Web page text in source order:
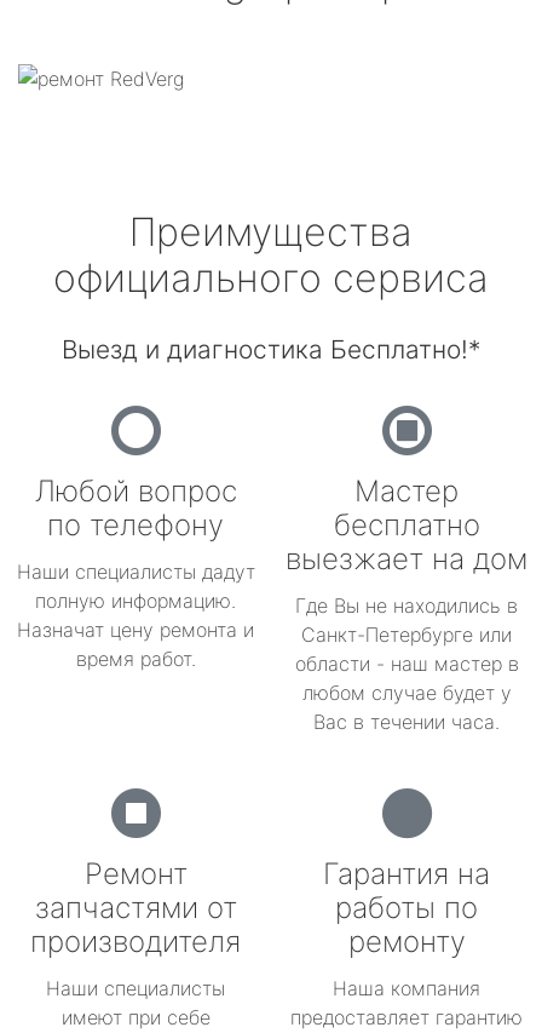
Преимущества
официального сервиса
Выезд и диагностика Бесплатно!*
Любой вопрос
по телефону
Наши специалисты дадут
полную информацию.
Назначат цену ремонта и
время работ.
Мастер
бесплатно
выезжает на дом
Где Вы не находились в
Санкт-Петербурге или
области - наш мастер в
любом случае будет у
Вас в течении часа.
Ремонт
запчастями от
производителя
Наши специалисты
имеют при себе
Гарантия на
работы по
ремонту
Наша компания
предоставляет гарантию